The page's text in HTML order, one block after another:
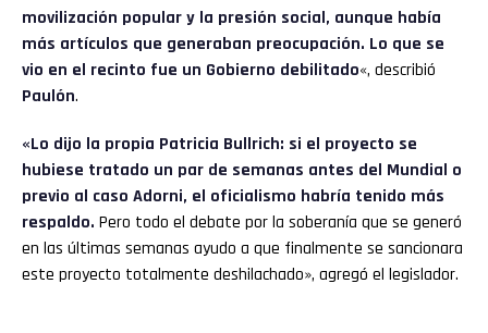
movilización popular y la presión social, aunque había
más artículos que generaban preocupación. Lo que se
vio en el recinto fue un Gobierno debilitado«, describió
Paulón.
«Lo dijo la propia Patricia Bullrich: si el proyecto se
hubiese tratado un par de semanas antes del Mundial o
previo al caso Adorni, el oficialismo habría tenido más
respaldo. Pero todo el debate por la soberanía que se generó
en las últimas semanas ayudo a que finalmente se sancionara
este proyecto totalmente deshilachado», agregó el legislador.